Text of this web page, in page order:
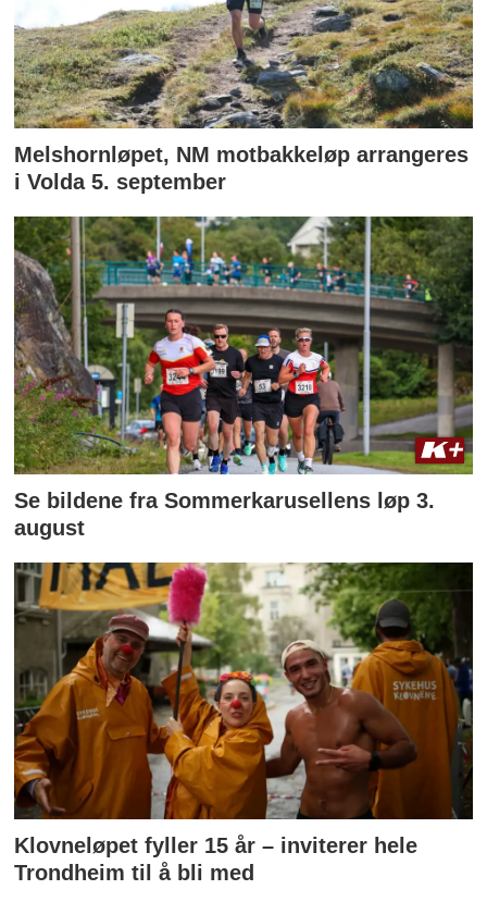
Melshornløpet, NM motbakkeløp arrangeres
i Volda 5. september
Se bildene fra Sommerkarusellens løp 3.
august
Klovneløpet fyller 15 år – inviterer hele
Trondheim til å bli med